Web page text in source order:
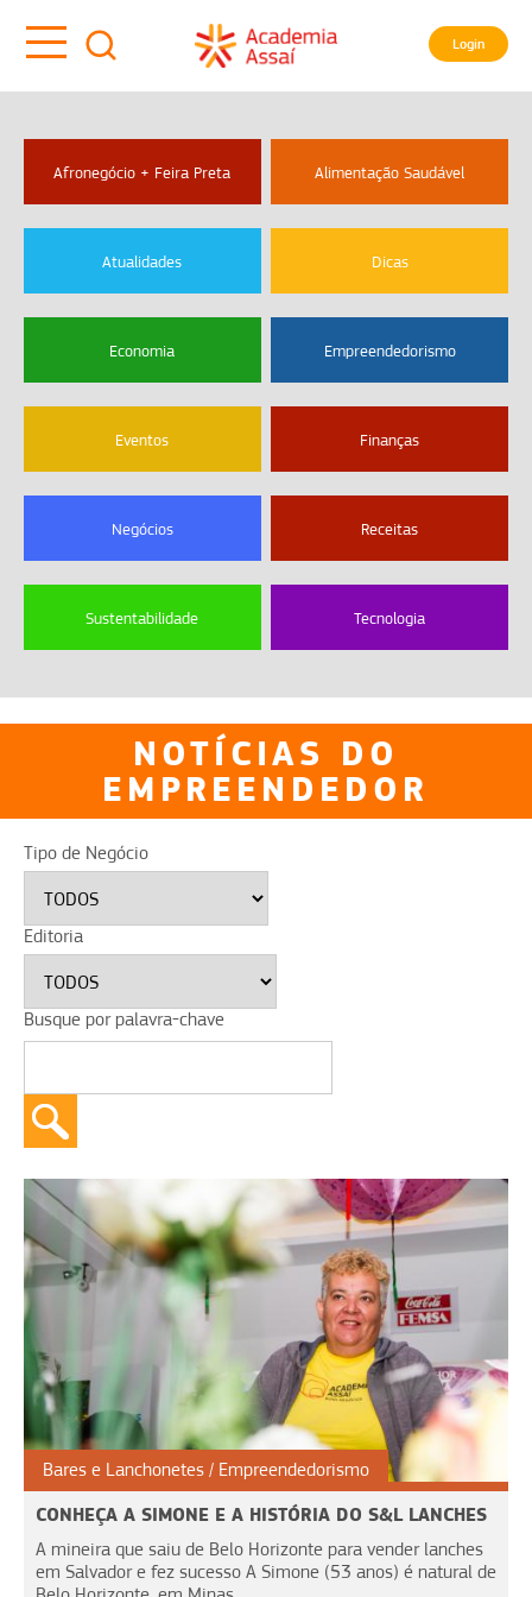
Login
Afronegócio + Feira Preta Alimentação Saudável
Atualidades Dicas
Economia Empreendedorismo
Eventos Finanças
Negócios Receitas
Sustentabilidade Tecnologia
NOTÍCIAS DO
EMPREENDEDOR
Tipo de Negócio
Editoria
Busque por palavra-chave
Bares e Lanchonetes Empreendedorismo
CONHEÇA A SIMONE E A HISTÓRIA DO S&L LANCHES
A mineira que saiu de Belo Horizonte para vender lanches
em Salvador e fez sucesso A Simone (53 anos) é natural de